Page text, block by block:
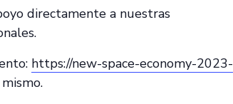
directamente a nuestras
https://new-space-economy-2023-